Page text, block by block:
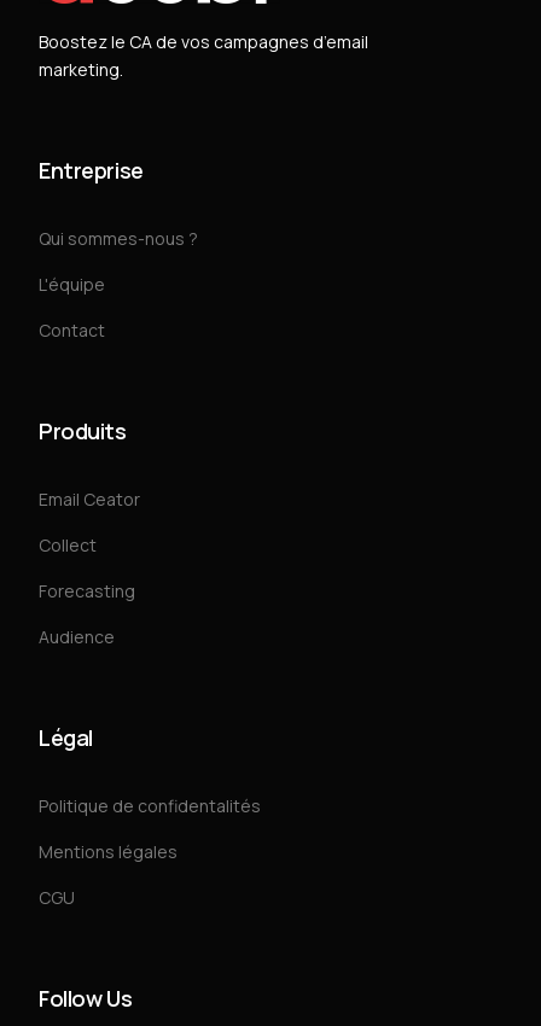
Boostez le CA de vos campagnes d’email
marketing.
Entreprise
Qui sommes-nous ?
L'équipe
Contact
Produits
Email Ceator
Collect
Forecasting
Audience
Légal
Politique de confidentalités
Mentions légales
CGU
Follow Us